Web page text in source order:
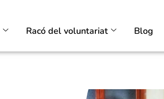
Racó del voluntariat Blog